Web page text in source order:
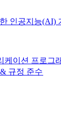
인공지능(AI)
케이션 프로그
규정 준수​​